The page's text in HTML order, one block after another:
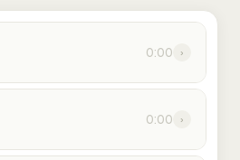
0:00 ›
0:00 ›